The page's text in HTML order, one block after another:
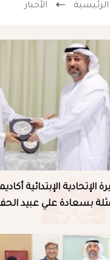
الرئيسية الأخبار
الإبتدائية
بسعادة علي عبيد
البيت المتوحد بشهر